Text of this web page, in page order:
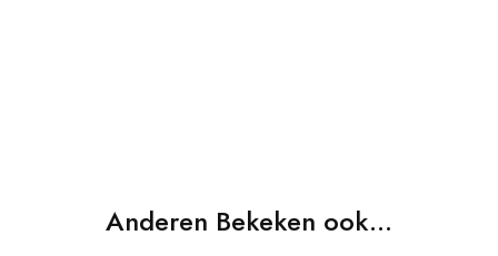
Anderen Bekeken ook...